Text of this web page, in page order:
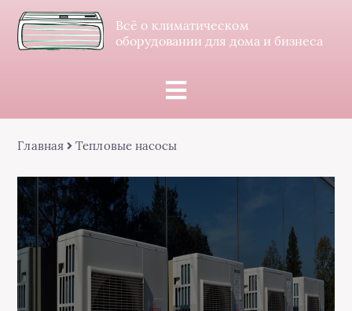
Всё о климатическом
оборудовании для дома и бизнеса
Главная Тепловые насосы